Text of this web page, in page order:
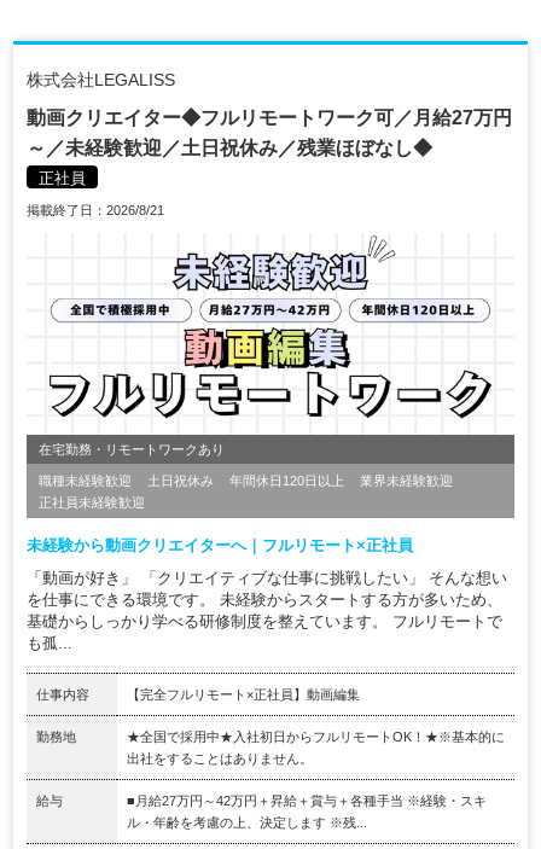
株式会社LEGALISS
動画クリエイター◆フルリモートワーク可／月給27万円
～／未経験歓迎／土日祝休み／残業ほぼなし◆
正社員
掲載終了日：2026/8/21
在宅勤務・リモートワークあり
職種未経験歓迎 土日祝休み 年間休日120日以上
業界未経験歓迎
正社員未経験歓迎
未経験から動画クリエイターへ｜フルリモート×正社員
「動画が好き」 「クリエイティブな仕事に挑戦したい」 そんな想い
を仕事にできる環境です。 未経験からスタートする方が多いため、
基礎からしっかり学べる研修制度を整えています。 フルリモートで
も孤...
仕事内容 【完全フルリモート×正社員】動画編集
勤務地
★全国で採用中★入社初日からフルリモートOK！★※基本的に
出社をすることはありません。
給与
■月給27万円～42万円＋昇給＋賞与＋各種手当 ※経験・スキ
ル・年齢を考慮の上、決定します ※残...